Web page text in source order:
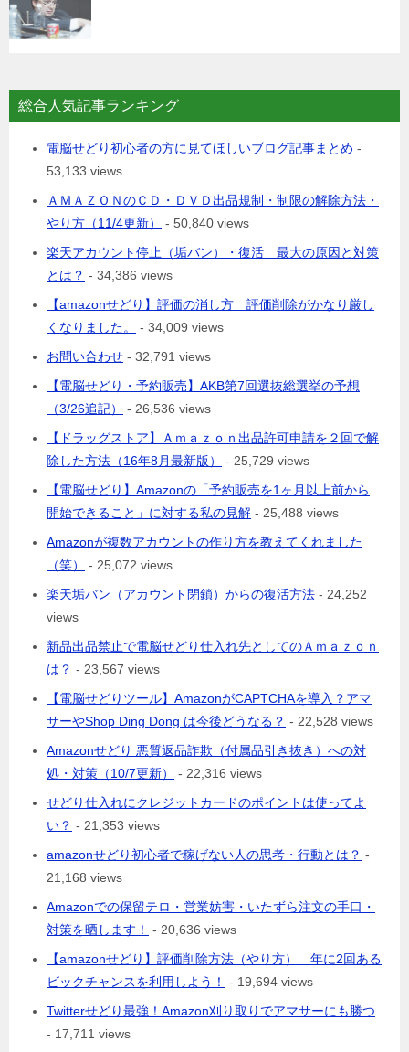
総合人気記事ランキング
電脳せどり初心者の方に見てほしいブログ記事まとめ -
53,133 views
ＡＭＡＺＯＮのＣＤ・ＤＶＤ出品規制・制限の解除方法・
やり方（11/4更新）
- 50,840 views
楽天アカウント停止（垢バン）・復活 最大の原因と対策
とは？ - 34,386 views
【amazonせどり】評価の消し方 評価削除がかなり厳し
くなりました。
- 34,009 views
お問い合わせ - 32,791 views
【電脳せどり・予約販売】AKB第7回選抜総選挙の予想
（3/26追記）
- 26,536 views
【ドラッグストア】Ａｍａｚｏｎ出品許可申請を２回で解
除した方法（16年8月最新版）
- 25,729 views
【電脳せどり】Amazonの「予約販売を1ヶ月以上前から
開始できること」に対する私の見解 - 25,488 views
Amazonが複数アカウントの作り方を教えてくれました
（笑）
- 25,072 views
楽天垢バン（アカウント閉鎖）からの復活方法 - 24,252
views
新品出品禁止で電脳せどり仕入れ先としてのＡｍａｚｏｎ
は？ - 23,567 views
【電脳せどりツール】AmazonがCAPTCHAを導入？アマ
サーやShop Ding Dong は今後どうなる？ - 22,528 views
Amazonせどり 悪質返品詐欺（付属品引き抜き）への対
処・対策（10/7更新）
- 22,316 views
せどり仕入れにクレジットカードのポイントは使ってよ
い？ - 21,353 views
amazonせどり初心者で稼げない人の思考・行動とは？ -
21,168 views
Amazonでの保留テロ・営業妨害・いたずら注文の手口・
対策を晒します！
- 20,636 views
【amazonせどり】評価削除方法（やり方） 年に2回ある
ビックチャンスを利用しよう！
- 19,694 views
Twitterせどり最強！Amazon刈り取りでアマサーにも勝つ
- 17,711 views